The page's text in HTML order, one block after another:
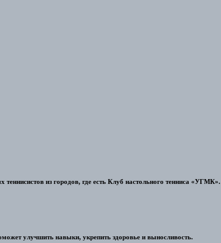
из городов, где есть Клуб настольного тенниса «УГМК».
улучшить навыки, укрепить здоровье и выносливость.